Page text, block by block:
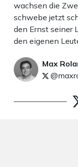
wachsen die
schwebe jetzt
den Ernst seiner
den eigenen
Max